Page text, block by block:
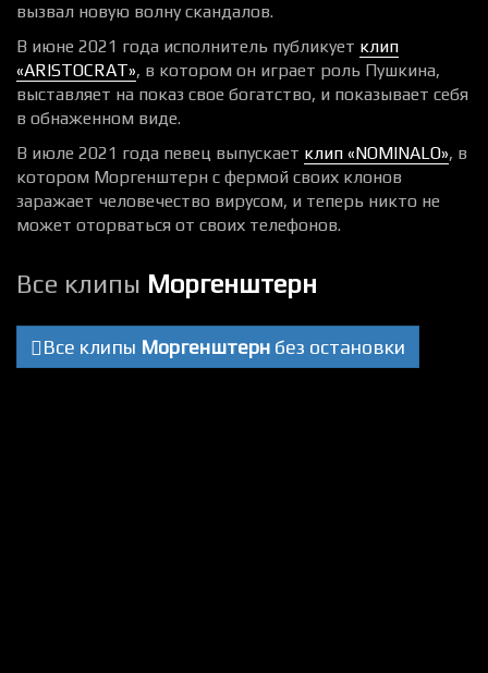
вызвал новую волну скандалов.
В июне 2021 года исполнитель публикует клип
«ARISTOCRAT», в котором он играет роль Пушкина,
выставляет на показ свое богатство, и показывает себя
в обнаженном виде.
В июле 2021 года певец выпускает клип «NOMINALO», в
котором Моргенштерн с фермой своих клонов
заражает человечество вирусом, и теперь никто не
может оторваться от своих телефонов.
Все клипы Моргенштерн
Все клипы Моргенштерн без остановки